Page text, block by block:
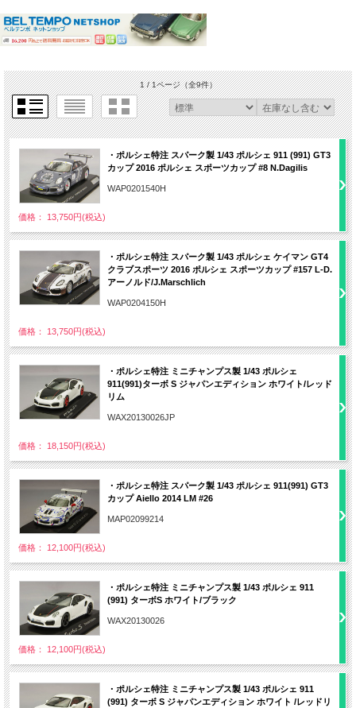
1 / 1ページ（全9件）
・ポルシェ特注 スパーク製 1/43 ポルシェ 911 (991) GT3
カップ 2016 ポルシェ スポーツカップ #8 N.Dagilis
WAP0201540H
価格： 13,750円(税込)
・ポルシェ特注 スパーク製 1/43 ポルシェ ケイマン GT4
クラブスポーツ 2016 ポルシェ スポーツカップ #157 L-D.
アーノルド/J.Marschlich
WAP0204150H
価格： 13,750円(税込)
・ポルシェ特注 ミニチャンプス製 1/43 ポルシェ
911(991)ターボ S ジャパンエディション ホワイト/レッド
リム
WAX20130026JP
価格： 18,150円(税込)
・ポルシェ特注 スパーク製 1/43 ポルシェ 911(991) GT3
カップ Aiello 2014 LM #26
MAP02099214
価格： 12,100円(税込)
・ポルシェ特注 ミニチャンプス製 1/43 ポルシェ 911
(991) ターボS ホワイト/ブラック
WAX20130026
価格： 12,100円(税込)
・ポルシェ特注 ミニチャンプス製 1/43 ポルシェ 911
(991) ターボ S ジャパンエディション ホワイト /レッドリ